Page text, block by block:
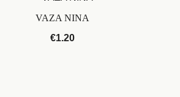
VAZA NINA
€1.20